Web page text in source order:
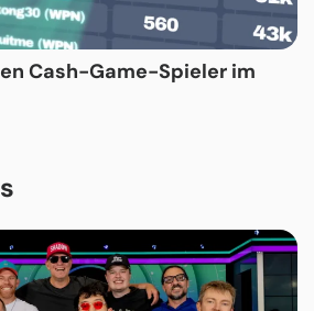
Cash-Game-Spieler im